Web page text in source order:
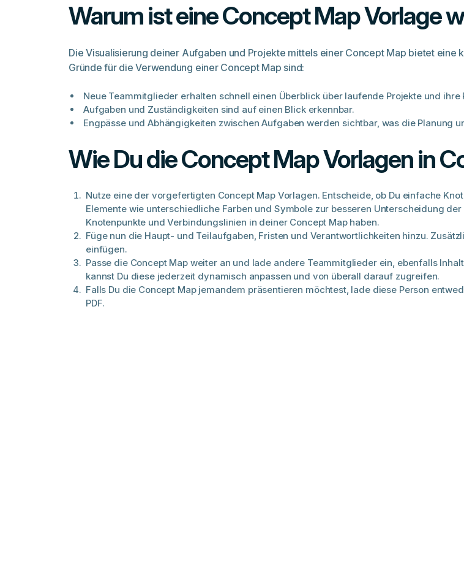
Warum ist eine Concept Map Vorlage
Die Visualisierung deiner Aufgaben und Projekte mittels einer Concept Map bietet eine
Gründe für die Verwendung einer Concept Map sind:
Neue Teammitglieder erhalten schnell einen Überblick über laufende Projekte und ihre
Aufgaben und Zuständigkeiten sind auf einen Blick erkennbar.
Engpässe und Abhängigkeiten zwischen Aufgaben werden sichtbar, was die Planung
Wie Du die Concept Map Vorlagen in
Nutze eine der vorgefertigten Concept Map Vorlagen. Entscheide, ob Du einfache
Elemente wie unterschiedliche Farben und Symbole zur besseren Unterscheidung
Knotenpunkte und Verbindungslinien in deiner Concept Map haben.
Füge nun die Haupt- und Teilaufgaben, Fristen und Verantwortlichkeiten hinzu.
einfügen.
Passe die Concept Map weiter an und lade andere Teammitglieder ein, ebenfalls
kannst Du diese jederzeit dynamisch anpassen und von überall darauf zugreifen.
Falls Du die Concept Map jemandem präsentieren möchtest, lade diese Person
PDF.